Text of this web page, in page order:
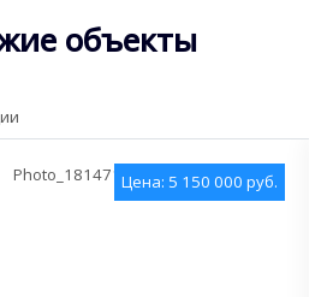
объекты
Цена: 5 150 000 руб.